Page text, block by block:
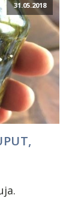
31.05.2018